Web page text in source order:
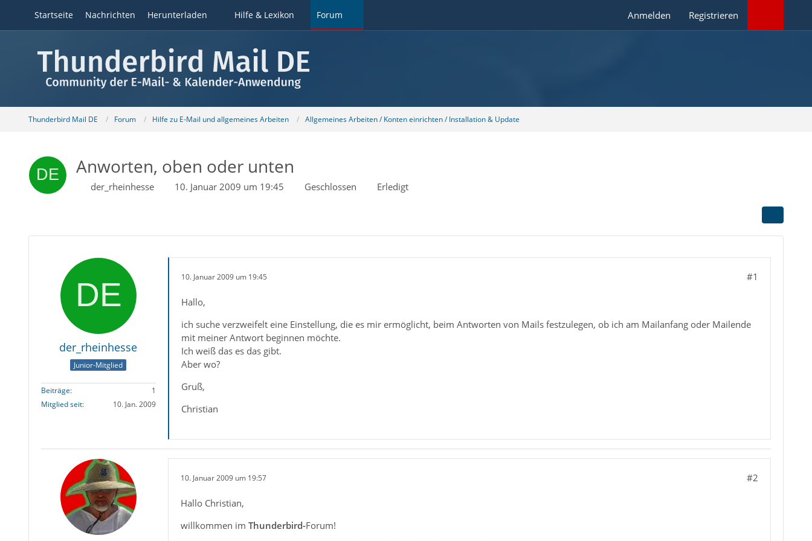
Startseite Nachrichten Herunterladen Hilfe & Lexikon Forum Anmelden Registrieren
Thunderbird Mail DE Forum Hilfe zu E-Mail und allgemeines Arbeiten Allgemeines Arbeiten / Konten einrichten / Installation & Update
Anworten, oben oder unten
der_rheinhesse 10. Januar 2009 um 19:45 Geschlossen Erledigt
der_rheinhesse
Junior-Mitglied
Beiträge
1
Mitglied seit
10. Jan. 2009
10. Januar 2009 um 19:45 #1
Hallo,
ich suche verzweifelt eine Einstellung, die es mir ermöglicht, beim Antworten von Mails festzulegen, ob ich am Mailanfang oder Mailende
mit meiner Antwort beginnen möchte.
Ich weiß das es das gibt.
Aber wo?
Gruß,
Christian
10. Januar 2009 um 19:57 #2
Hallo Christian,
willkommen im Thunderbird-Forum!